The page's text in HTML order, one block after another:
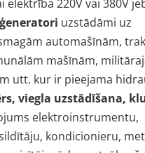
elektrība 220V vai 380V
ģeneratori uzstādāmi uz
automašīnām,
mašīnām,
utt. kur ir pieejama
viegla uzstādīšana,
elektroinstrumentu,
kondicionieru,